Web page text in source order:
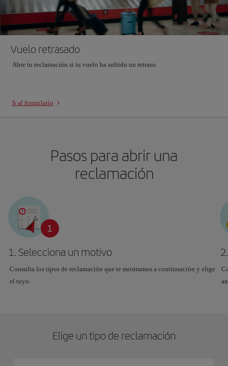
Vuelo retrasado
Abre tu reclamación si tu vuelo ha sufrido un retraso.
Ir al formulario
Pasos para abrir una
reclamación
1. Selecciona un motivo
Consulta los tipos de reclamación que te mostramos a continuación y elige
el tuyo.
Elige un tipo de reclamación